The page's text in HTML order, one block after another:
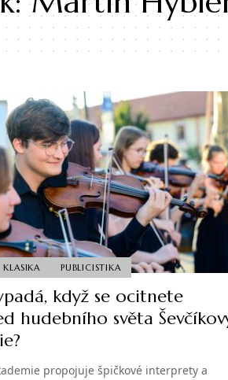
KLASIKA PUBLICISTIKA
když se ocitnete
hudebního světa
propojuje špičkové interprety a